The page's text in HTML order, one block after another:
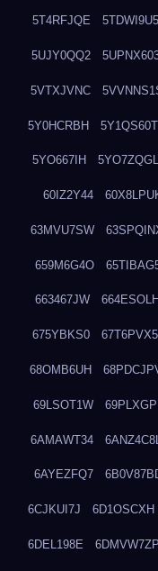
5T4RFJQE 5TDWI9U5
5UJY0QQ2
5VTXJVNC
5Y0HCRBH 5Y1QS60T
5YO667IH 5YO7ZQGL
60IZ2Y44
63MVU7SW
659M6G4O
663467JW 664ESOLH
675YBKS0 67T6PVX5
68OMB6UH
69LSOT1W
6AMAWT34 6ANZ4C8L
6AYEZFQ7
6CJKUI7J 6D1OSCXH
6DEL198E 6DMVW7ZP